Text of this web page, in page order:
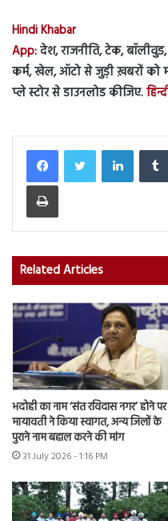
Hindi Khabar
App:देश, राजनीति, टेक, बॉलीवुड,
कर्म, खेल, ऑटो से जुड़ी ख़बरों को
प्ले स्टोर से डाउनलोड कीजिए.
Print
Related Articles
भदोही का नाम ‘संत रविदास नगर’ होने पर
मायावती ने किया स्वागत, अन्य जिलों के
पुराने नाम बहाल करने की मांग
31 July 2026 - 1:16 PM